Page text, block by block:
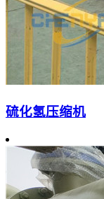
硫化氢压缩机